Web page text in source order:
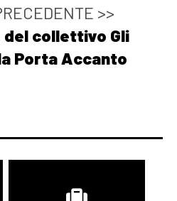
>>
del collettivo Gli
Porta Accanto